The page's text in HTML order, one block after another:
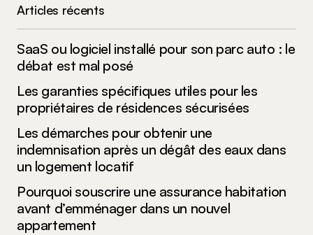
commentaire.
Submit Comment
Articles récents
SaaS ou logiciel installé pour son parc auto : le
débat est mal posé
Les garanties spécifiques utiles pour les
propriétaires de résidences sécurisées
Les démarches pour obtenir une
indemnisation après un dégât des eaux dans
un logement locatif
Pourquoi souscrire une assurance habitation
avant d’emménager dans un nouvel
appartement